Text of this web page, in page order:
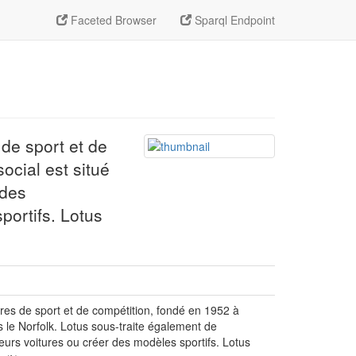
Faceted Browser Sparql Endpoint
sport et de
est situé
Lotus
de sport et de compétition, fondé en 1952 à
Norfolk. Lotus sous-traite également de
voitures ou créer des modèles sportifs. Lotus